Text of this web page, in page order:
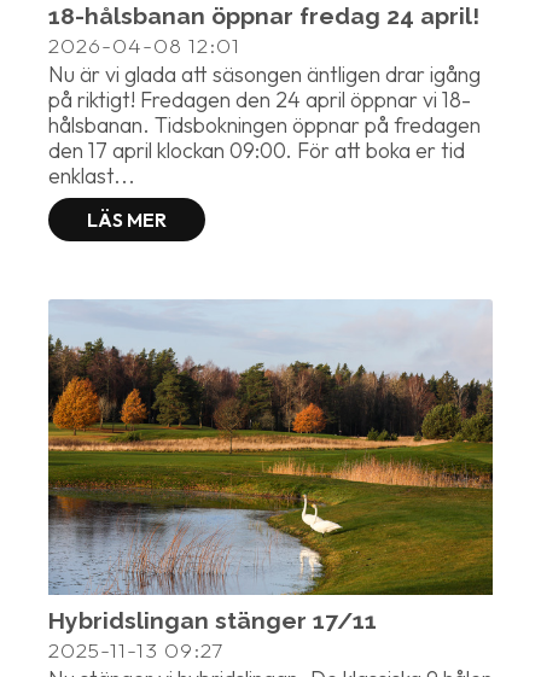
18-hålsbanan öppnar fredag 24 april!
2026-04-08 12:01
Nu är vi glada att säsongen äntligen drar igång
på riktigt! Fredagen den 24 april öppnar vi 18-
hålsbanan. Tidsbokningen öppnar på fredagen
den 17 april klockan 09:00. För att boka er tid
enklast...
LÄS MER
Hybridslingan stänger 17/11
2025-11-13 09:27